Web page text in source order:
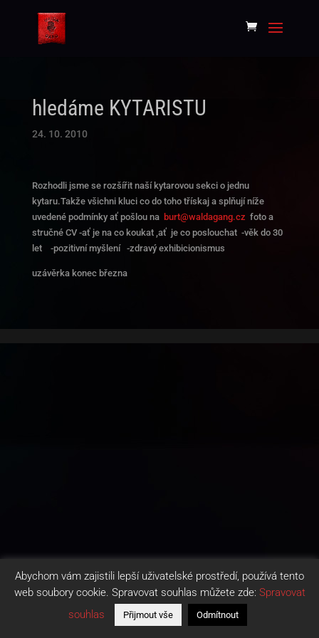
hledáme KYTARISTU
24. 10. 2010
Rozhodli jsme se rozšířit naší kytarovou sekci o jednu
kytaru.Takže všichni kluci co do toho třískaj a splňují níže
uvedené podmínky ať pošlou na burt@waldagang.cz foto a
stručné CV -ať je na co koukat ,ať je co poslouchat -věk do 30
let -pozitivní myšlení -zdravý exhibicionismus
uzávěrka konec března
Abychom vám zajistili lepší uživatelské prostředí, používá tento
web soubory cookie. Spravovat souhlas můžete zde: Spravovat
souhlas
Přijmout vše Odmítnout